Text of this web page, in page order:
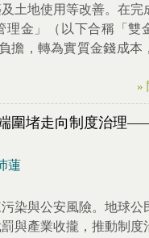
土地使用等改善。在完
金」（以下合稱「雙
擔，轉為實質金錢成本
»
圍堵走向制度治理
蓮
染與公安風險。地球公
與產業收攏，推動制度